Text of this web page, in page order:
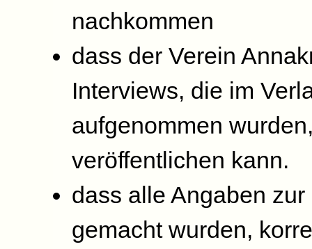
nachkommen
dass der Verein
Interviews, die im
aufgenommen
veröffentlichen kann.
dass alle Angaben
gemacht wurden,